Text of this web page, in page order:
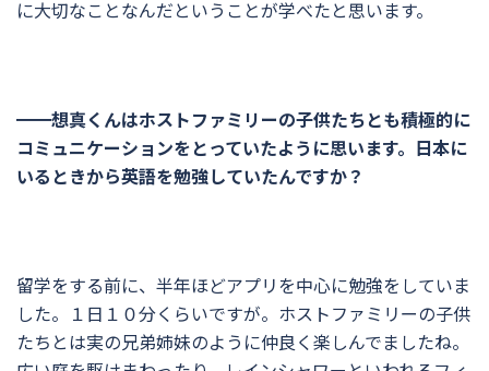
に大切なことなんだということが学べたと思います。
━━想真くんはホストファミリーの子供たちとも積極的に
コミュニケーションをとっていたように思います。日本に
いるときから英語を勉強していたんですか？
留学をする前に、半年ほどアプリを中心に勉強をしていま
した。１日１０分くらいですが。ホストファミリーの子供
たちとは実の兄弟姉妹のように仲良く楽しんでましたね。